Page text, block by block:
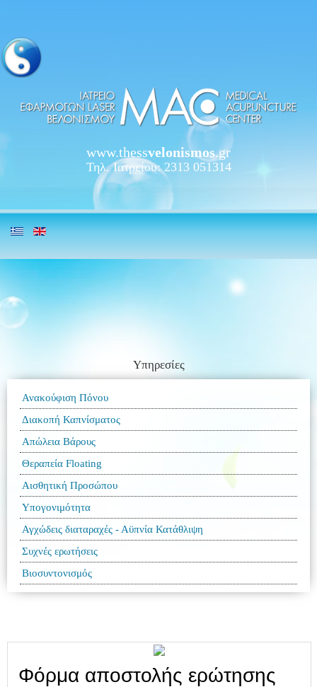
www.thessvelonismos.gr
Τηλ. Ιατρείου: 2313 051314
Υπηρεσίες
Ανακούφιση Πόνου
Διακοπή Καπνίσματος
Απώλεια Βάρους
Θεραπεία Floating
Αισθητική Προσώπου
Υπογονιμότητα
Αγχώδεις διαταραχές - Αϋπνία Κατάθλιψη
Συχνές ερωτήσεις
Βιοσυντονισμός
Φόρμα αποστολής ερώτησης